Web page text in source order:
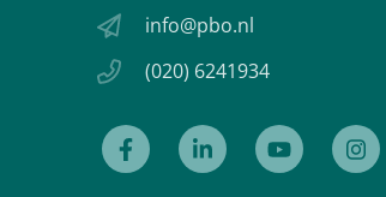
info@pbo.nl
(020) 6241934